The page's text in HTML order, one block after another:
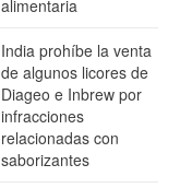
alimentaria
India prohíbe la venta
de algunos licores de
Diageo e Inbrew por
infracciones
relacionadas con
saborizantes